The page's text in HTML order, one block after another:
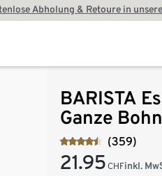
Abholung & Retoure in
BARISTA
Ganze
(359)
21.95 CHFinkl.